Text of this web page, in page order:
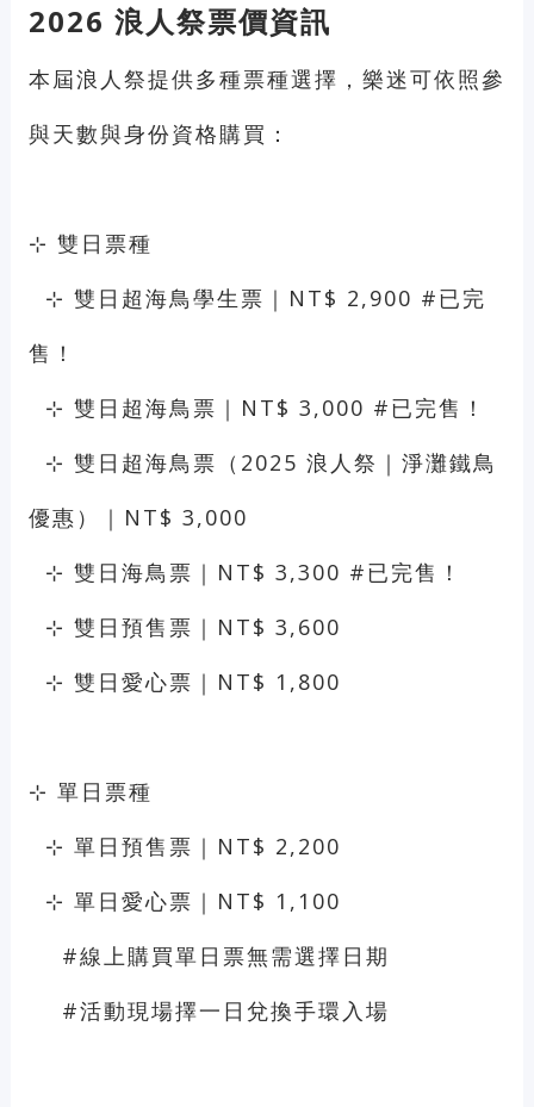
2026 浪人祭票價資訊
本屆浪人祭提供多種票種選擇，樂迷可依照參
與天數與身份資格購買：
⊹ 雙日票種
⊹ 雙日超海鳥學生票｜NT$ 2,900 #已完
售！
⊹ 雙日超海鳥票｜NT$ 3,000 #已完售！
⊹ 雙日超海鳥票（2025 浪人祭｜淨灘鐵鳥
優惠）｜NT$ 3,000
⊹ 雙日海鳥票｜NT$ 3,300 #已完售！
⊹ 雙日預售票｜NT$ 3,600
⊹ 雙日愛心票｜NT$ 1,800
⊹ 單日票種
⊹ 單日預售票｜NT$ 2,200
⊹ 單日愛心票｜NT$ 1,100
#線上購買單日票無需選擇日期
#活動現場擇一日兌換手環入場